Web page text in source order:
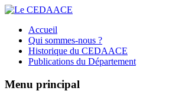
Accueil
Qui sommes-nous ?
Historique du CEDAACE
Publications du Département
Menu principal